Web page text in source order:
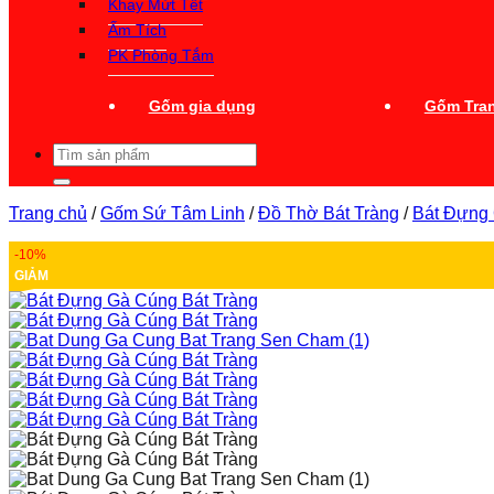
Khay Mứt Tết
Ấm Tích
PK Phòng Tắm
Gốm gia dụng Gốm
Tìm
kiếm:
Trang chủ / Gốm Sứ Tâm Linh / Đồ Thờ Bát Tràng / Bát Đựng
-10%
GIẢM